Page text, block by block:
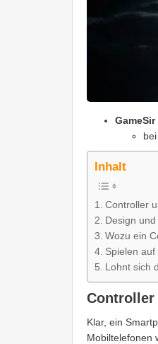
bei
Inhalt
Controller
Design
Wozu ein
Spielen
Lohnt sich
Controller
Klar, ein
Mobiltelefonen